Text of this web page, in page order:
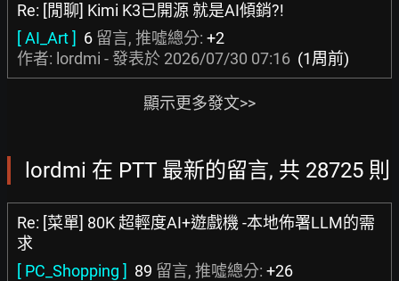
Re: [閒聊] Kimi K3已開源 就是AI傾銷?!
[ AI_Art ] 6 留言, 推噓總分: +2
作者: lordmi - 發表於 2026/07/30 07:16 (1周前)
顯示更多發文>>
lordmi 在 PTT 最新的留言, 共 28725 則
Re: [菜單] 80K 超輕度AI+遊戲機 -本地佈署LLM的需
求
[ PC_Shopping ] 89 留言, 推噓總分: +26